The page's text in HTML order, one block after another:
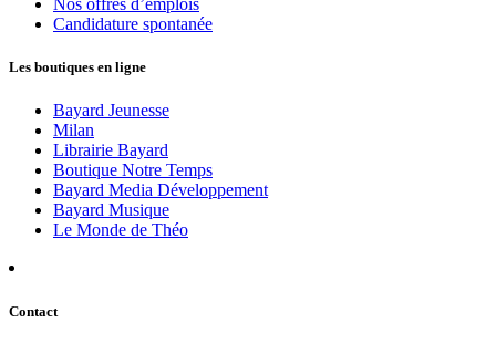
Nos offres d’emplois
Candidature spontanée
Les boutiques en ligne
Bayard Jeunesse
Milan
Librairie Bayard
Boutique Notre Temps
Bayard Media Développement
Bayard Musique
Le Monde de Théo
Contact